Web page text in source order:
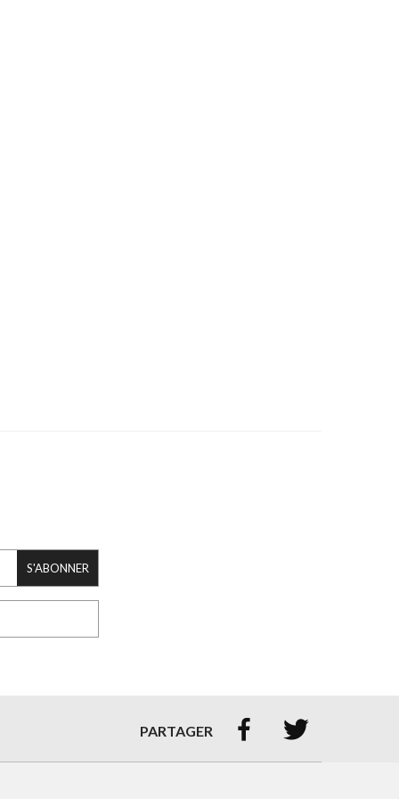
S'ABONNER
PARTAGER  